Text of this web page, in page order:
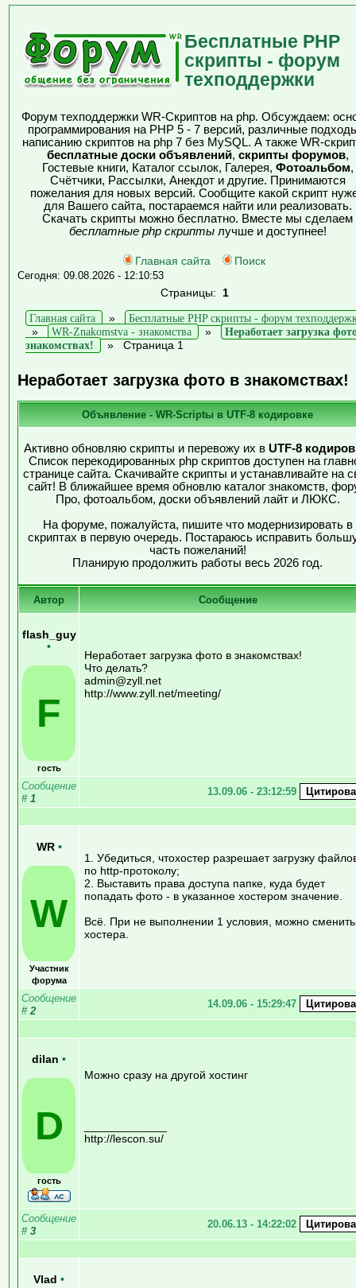
Бесплатные PHP
скрипты - форум
техподдержки
Форум техподдержки WR-Скриптов на php. Обсуждаем:
программирования на PHP 5 - 7 версий, различные
написанию скриптов на php 7 без MySQL. А также WR-
бесплатные доски объявлений, скрипты форумов,
Гостевые книги, Каталог ссылок, Галерея, Фотоальбом,
Счётчики, Рассылки, Анекдот и другие. Принимаются
пожелания для новых версий. Сообщите какой скрипт
для Вашего сайта, постараемся найти или реализовать.
Скачать скрипты можно бесплатно. Вместе мы сделаем
бесплатные php скриптылучше и доступнее!
Главная сайта Поиск
Сегодня: 09.08.2026 - 12:10:53
Страницы: 1
Главная сайта
»
Бесплатные PHP скрипты - форум
»
WR-Znakomstva - знакомства »
Неработает загрузка
знакомствах!
» Страница 1
Неработает загрузка фото в знакомствах!
Объявление - WR-Scriptы в UTF-8 кодировке
Активно обновляю скрипты и перевожу их в UTF-8
Список перекодированных php скриптов доступен на
странице сайта. Скачивайте скрипты и устанавливайте на
сайт! В ближайшее время обновлю каталог знакомств,
Про, фотоальбом, доски объявлений лайт и ЛЮКС.
На форуме, пожалуйста, пишите что модернизировать в
скриптах в первую очередь. Постараюсь исправить
часть пожеланий!
Планирую продолжить работы весь 2026 год.
Автор Сообщение
flash_guy
•
F
гость
Неработает загрузка фото в знакомствах!
Что делать?
admin@zyll.net
http://www.zyll.net/meeting/
Сообщение
# 1
13.09.06 - 23:12:59
WR •
W
Участник
форума
1. Убедиться, чтохостер разрешает загрузку
по http-протоколу;
2. Выставить права доступа папке, куда будет
попадать фото - в указанное хостером значение.
Всё. При не выполнении 1 условия, можно сменить
хостера.
Сообщение
# 2
14.09.06 - 15:29:47
dilan •
D
гость
Можно сразу на другой хостинг
http://lescon.su/
Сообщение
# 3
20.06.13 - 14:22:02
Vlad •